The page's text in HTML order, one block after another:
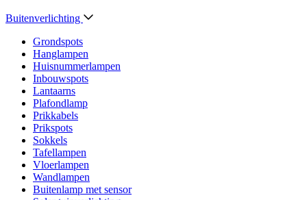
Buitenverlichting
Grondspots
Hanglampen
Huisnummerlampen
Inbouwspots
Lantaarns
Plafondlamp
Prikkabels
Prikspots
Sokkels
Tafellampen
Vloerlampen
Wandlampen
Buitenlamp met sensor